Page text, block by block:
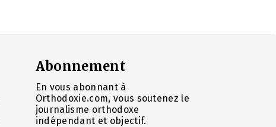
Abonnement
En vous abonnant à
Orthodoxie.com, vous soutenez le
journalisme orthodoxe
indépendant et objectif.